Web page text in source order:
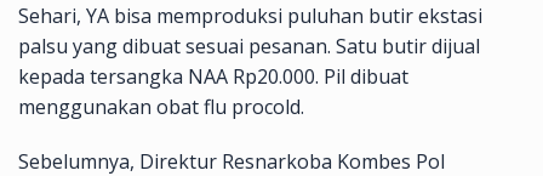
Sehari, YA bisa memproduksi puluhan butir ekstasi
palsu yang dibuat sesuai pesanan. Satu butir dijual
kepada tersangka NAA Rp20.000. Pil dibuat
menggunakan obat flu procold.
Sebelumnya, Direktur Resnarkoba Kombes Pol